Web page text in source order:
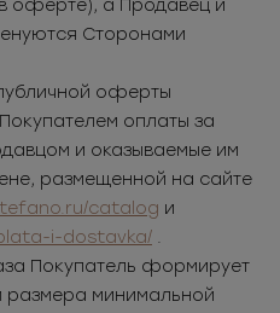
оферте), а Продавец и
Сторонами
оферты
оплаты за
и оказываемые им
размещенной на сайте
catalog и
i-dostavka/ .
Покупатель формирует
размера минимальной